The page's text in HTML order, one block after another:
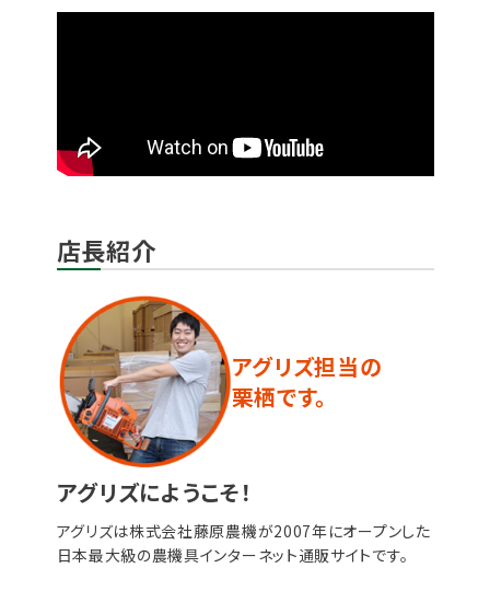
店長紹介
アグリズ担当の
栗栖です。
アグリズにようこそ！
アグリズは株式会社藤原農機が2007年にオープンした
日本最大級の農機具インターネット通販サイトです。